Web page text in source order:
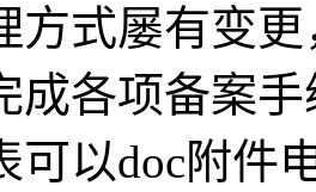
方式屡有变
成各项备案
可以doc附件